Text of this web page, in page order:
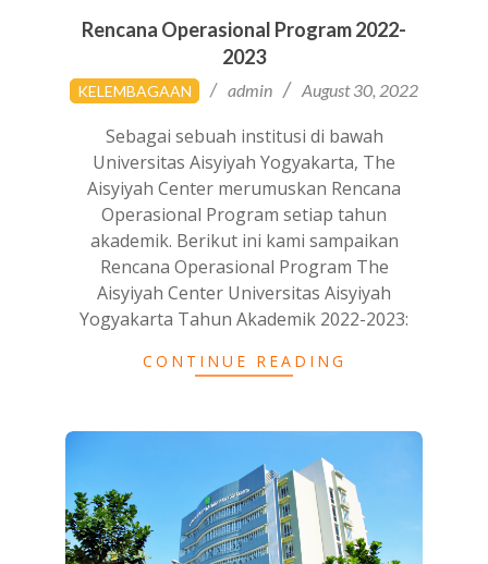
Rencana Operasional Program 2022-
2023
2022-
08-
KELEMBAGAAN admin August 30, 2022
Sebagai sebuah institusi di bawah
Universitas Aisyiyah Yogyakarta, The
Aisyiyah Center merumuskan Rencana
Operasional Program setiap tahun
akademik. Berikut ini kami sampaikan
Rencana Operasional Program The
Aisyiyah Center Universitas Aisyiyah
Yogyakarta Tahun Akademik 2022-2023:
CONTINUE READING